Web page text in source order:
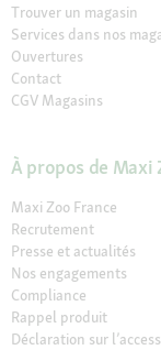
Trouver un magasin
Services dans nos
Ouvertures
Contact
CGV Magasins
À propos de Maxi
Maxi Zoo France
Recrutement
Presse et actualités
Nos engagements
Compliance
Rappel produit
Déclaration sur